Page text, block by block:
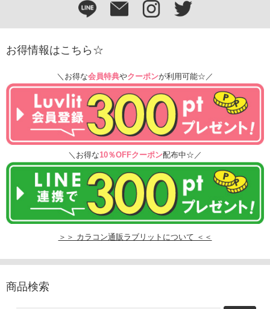
お得情報はこちら☆
＼お得な会員特典やクーポンが利用可能☆／
＼お得な10％OFFクーポン配布中☆／
＞＞ カラコン通販ラブリットについて ＜＜
商品検索